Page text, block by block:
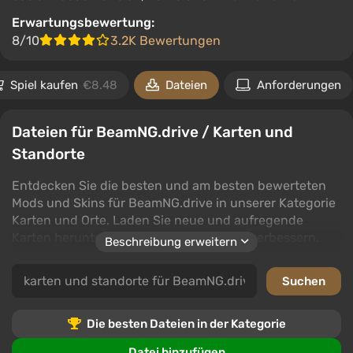
Erwartungsbewertung:
8/10
3.2K Bewertungen
Spiel kaufen €8.48 Dateien Anforderungen
Dateien für BeamNG.drive / Karten und
Standorte
Entdecken Sie die besten und am besten bewerteten
Mods und Skins für BeamNG.drive in unserer Kategorie
Karten und Orte. Laden Sie neue und aufregende
Karten herunter, um Ihr Spielerlebnis zu verbessern.
Unsere Sammlung bietet eine breite Palette von Karten
und Orten, die neue Herausforderungen und
nach den neuesten Kreationen oder den beliebtesten
Downloads suchen, Sie werden etwas finden, das zu
Beschreibung erweitern
Die besten Dateien in der Kategorie